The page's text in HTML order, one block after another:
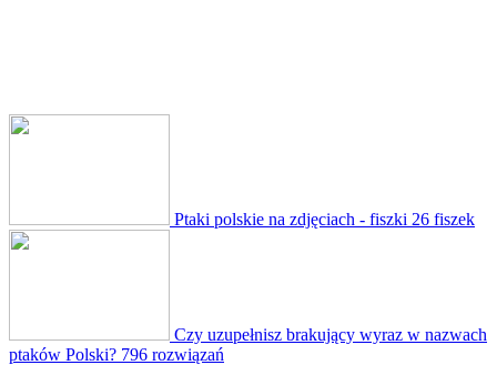
Ptaki polskie na zdjęciach - fiszki 26 fiszek
Czy uzupełnisz brakujący wyraz w nazwach
ptaków Polski? 796 rozwiązań